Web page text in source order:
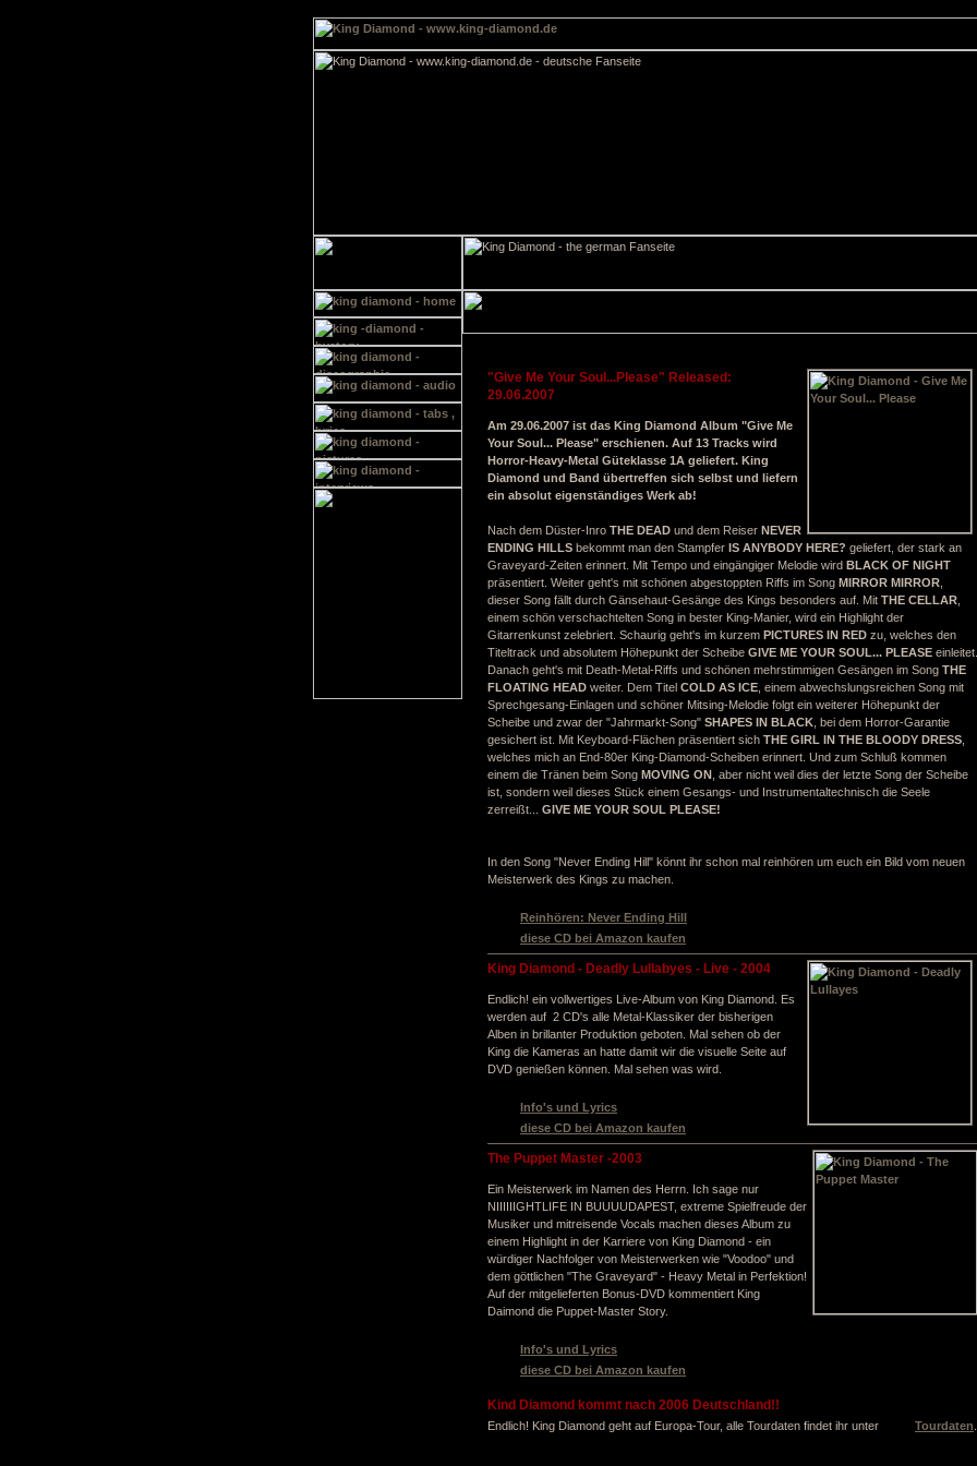
"Give Me Your Soul...Please" Released:
29.06.2007
Am 29.06.2007 ist das King Diamond Album "Give Me
Your Soul... Please" erschienen. Auf 13 Tracks wird
Horror-Heavy-Metal Güteklasse 1A geliefert. King
Diamond und Band übertreffen sich selbst und liefern
ein absolut eigenständiges Werk ab!
Nach dem Düster-Inro THE DEAD und dem Reiser NEVER
ENDING HILLS bekommt man den Stampfer IS ANYBODY HERE? geliefert, der stark an
Graveyard-Zeiten erinnert. Mit Tempo und eingängiger Melodie wird BLACK OF NIGHT
präsentiert. Weiter geht's mit schönen abgestoppten Riffs im Song MIRROR MIRROR
dieser Song fällt durch Gänsehaut-Gesänge des Kings besonders auf. Mit THE CELLAR
einem schön verschachtelten Song in bester King-Manier, wird ein Highlight der
Gitarrenkunst zelebriert. Schaurig geht's im kurzem PICTURES IN RED zu, welches den
Titeltrack und absolutem Höhepunkt der Scheibe GIVE ME YOUR SOUL... PLEASE einleitet.
Danach geht's mit Death-Metal-Riffs und schönen mehrstimmigen Gesängen im Song THE
FLOATING HEAD weiter. Dem Titel COLD AS ICE , einem abwechslungsreichen Song mit
Sprechgesang-Einlagen und schöner Mitsing-Melodie folgt ein weiterer Höhepunkt der
Scheibe und zwar der "Jahrmarkt-Song" SHAPES IN BLACK , bei dem Horror-Garantie
gesichert ist. Mit Keyboard-Flächen präsentiert sich THE GIRL IN THE BLOODY DRESS
welches mich an End-80er King-Diamond-Scheiben erinnert. Und zum Schluß kommen
einem die Tränen beim Song MOVING ON , aber nicht weil dies der letzte Song der Scheibe
ist, sondern weil dieses Stück einem Gesangs- und Instrumentaltechnisch die Seele
zerreißt... GIVE ME YOUR SOUL PLEASE!
In den Song "Never Ending Hill" könnt ihr schon mal reinhören um euch ein Bild vom neuen
Meisterwerk des Kings zu machen.
Reinhören: Never Ending Hill
diese CD bei Amazon kaufen
King Diamond - Deadly Lullabyes - Live - 2004
Endlich! ein vollwertiges Live-Album von King Diamond. Es
werden auf 2 CD's alle Metal-Klassiker der bisherigen
Alben in brillanter Produktion geboten. Mal sehen ob der
King die Kameras an hatte damit wir die visuelle Seite auf
DVD genießen können. Mal sehen was wird.
Info's und Lyrics
diese CD bei Amazon kaufen
The Puppet Master -2003
Ein Meisterwerk im Namen des Herrn. Ich sage nur
NIIIIIIGHTLIFE IN BUUUUDAPEST, extreme Spielfreude der
Musiker und mitreisende Vocals machen dieses Album zu
einem Highlight in der Karriere von King Diamond - ein
würdiger Nachfolger von Meisterwerken wie "Voodoo" und
dem göttlichen "The Graveyard" - Heavy Metal in Perfektion!
Auf der mitgelieferten Bonus-DVD kommentiert King
Daimond die Puppet-Master Story.
Info's und Lyrics
diese CD bei Amazon kaufen
Kind Diamond kommt nach 2006 Deutschland!!
Endlich! King Diamond geht auf Europa-Tour, alle Tourdaten findet ihr unter Tourdaten